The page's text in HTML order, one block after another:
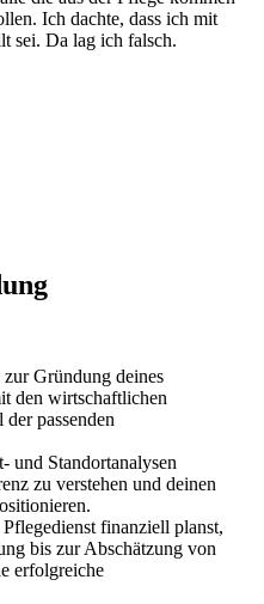
Ich dachte, dass ich mit
sei. Da lag ich falsch.
Gründung deines
den wirtschaftlichen
passenden
und Standortanalysen
zu verstehen und deinen
finanziell planst,
bis zur Abschätzung von
erfolgreiche